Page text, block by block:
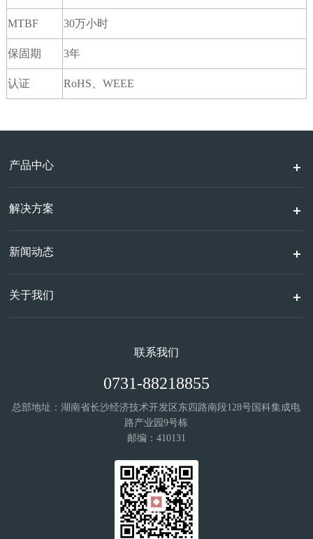
MTBF 30万小时
保固期 3年
认证 RoHS、WEEE
产品中心
解决方案
新闻动态
关于我们
联系我们
0731-88218855
总部地址：湖南省长沙经济技术开发区东四路南段128号国科集成电
路产业园9号栋
邮编：410131